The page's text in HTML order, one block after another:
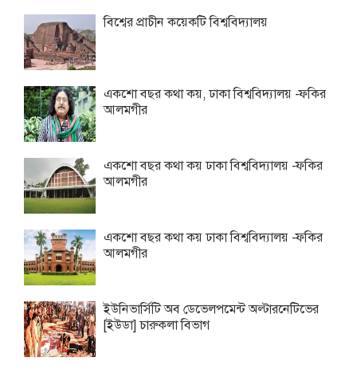
বিশ্বের প্রাচীন কয়েকটি বিশ্ববিদ্যালয়
একশো বছর কথা কয়, ঢাকা বিশ্ববিদ্যালয় -ফকির
আলমগীর
একশো বছর কথা কয় ঢাকা বিশ্ববিদ্যালয় -ফকির
আলমগীর
একশো বছর কথা কয় ঢাকা বিশ্ববিদ্যালয় -ফকির
আলমগীর
ইউনিভার্সিটি অব ডেভেলপমেন্ট অল্টারনেটিভের
[ইউডা] চারুকলা বিভাগ